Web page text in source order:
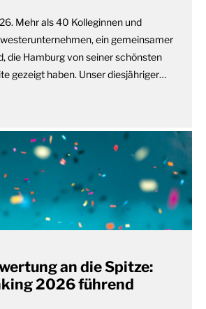
Mehr als 40 Kolleginnen und
ein gemeinsamer
die Hamburg von seiner schönsten
gezeigt haben. Unser diesjähriger…
an die Spitze:
2026 führend